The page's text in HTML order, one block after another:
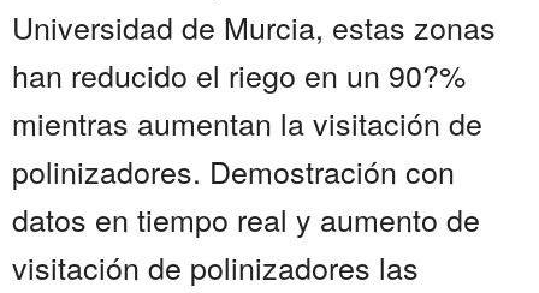
Universidad de Murcia, estas zonas
han reducido el riego en un 90?%
mientras aumentan la visitación de
polinizadores. Demostración con
datos en tiempo real y aumento de
visitación de polinizadores las